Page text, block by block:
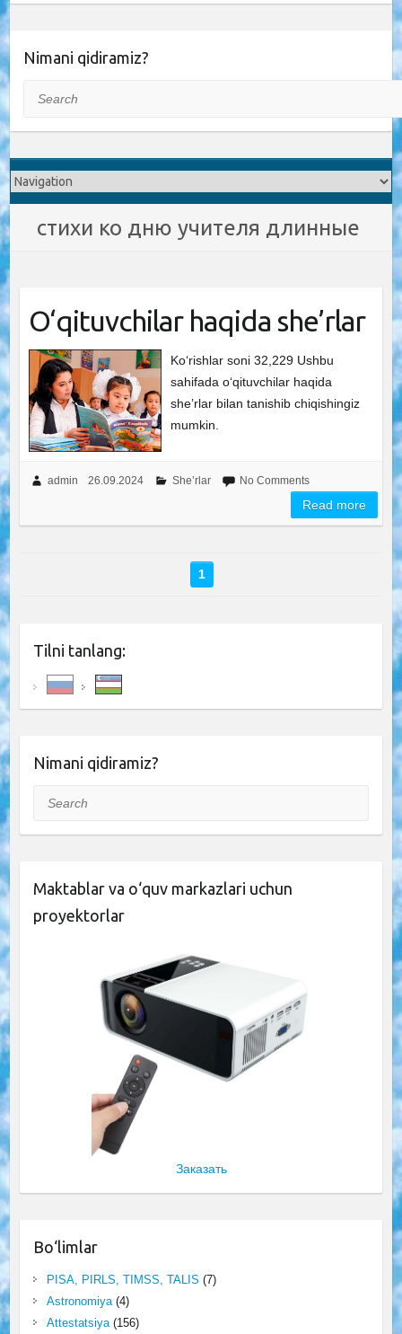
Nimani qidiramiz?
стихи ко дню учителя длинные
O‘qituvchilar haqida she’rlar
Ko‘rishlar soni 32,229 Ushbu
sahifada o‘qituvchilar haqida
she’rlar bilan tanishib chiqishingiz
mumkin.
admin 26.09.2024 She’rlar No Comments
Read more
1
Tilni tanlang:
Nimani qidiramiz?
Search
Maktablar va o‘quv markazlari uchun
proyektorlar
Заказать
Bo‘limlar
PISA, PIRLS, TIMSS, TALIS (7)
Astronomiya(4)
Attestatsiya(156)